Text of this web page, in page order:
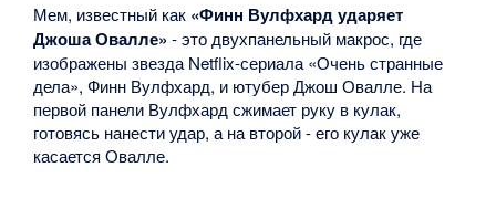
Мем, известный как «Финн Вулфхард ударяет
Джоша Овалле» - это двухпанельный макрос, где
изображены звезда Netflix-сериала «Очень странные
дела», Финн Вулфхард, и ютубер Джош Овалле. На
первой панели Вулфхард сжимает руку в кулак,
готовясь нанести удар, а на второй - его кулак уже
касается Овалле.